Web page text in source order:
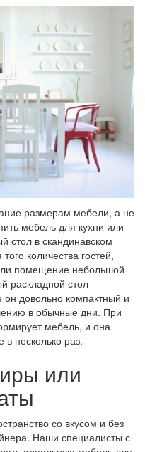
размерам мебели, а не
мебель для кухни или
стол в скандинавском
количества гостей,
помещение небольшой
раскладной стол
довольно компактный и
в обычные дни. При
мебель, и она
в несколько раз.
или
со вкусом и без
Наши специалисты с